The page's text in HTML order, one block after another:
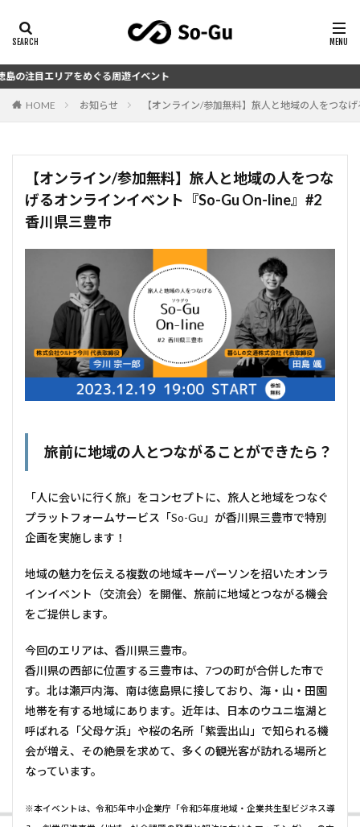
めぐる周遊イベント
HOME お知らせ 【オンライン/参加無料】旅人と地域の人をつな
【オンライン/参加無料】旅人と地域の人をつな
げるオンラインイベント『So-Gu On-line』#2
香川県三豊市
旅前に地域の人とつながることができたら？
「人に会いに行く旅」をコンセプトに、旅人と地域をつなぐ
プラットフォームサービス「So-Gu」が香川県三豊市で特別
企画を実施します！
地域の魅力を伝える複数の地域キーパーソンを招いたオンラ
インイベント（交流会）を開催、旅前に地域とつながる機会
をご提供します。
今回のエリアは、香川県三豊市。
香川県の西部に位置する三豊市は、7つの町が合併した市で
す。北は瀬戸内海、南は徳島県に接しており、海・山・田園
地帯を有する地域にあります。近年は、日本のウユニ塩湖と
呼ばれる「父母ケ浜」や桜の名所「紫雲出山」で知られる機
会が増え、その絶景を求めて、多くの観光客が訪れる場所と
なっています。
※本イベントは、令和5年中小企業庁「令和5年度地域・企業共生型ビジネス導